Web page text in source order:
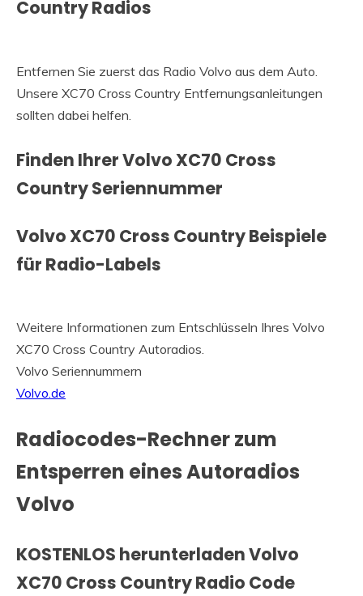
Country Radios
Entfernen Sie zuerst das Radio Volvo aus dem Auto.
Unsere XC70 Cross Country Entfernungsanleitungen
sollten dabei helfen.
Finden Ihrer Volvo XC70 Cross
Country Seriennummer
Volvo XC70 Cross Country Beispiele
für Radio-Labels
Weitere Informationen zum Entschlüsseln Ihres Volvo
XC70 Cross Country Autoradios.
Volvo Seriennummern
Volvo.de
Radiocodes-Rechner zum
Entsperren eines Autoradios
Volvo
KOSTENLOS herunterladen Volvo
XC70 Cross Country Radio Code